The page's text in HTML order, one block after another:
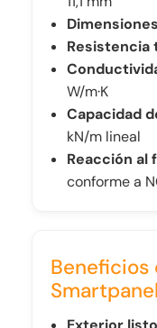
Resistencia
W/m·K
Capacidad
kN/m lineal
Reacción al
conforme a
Beneficios